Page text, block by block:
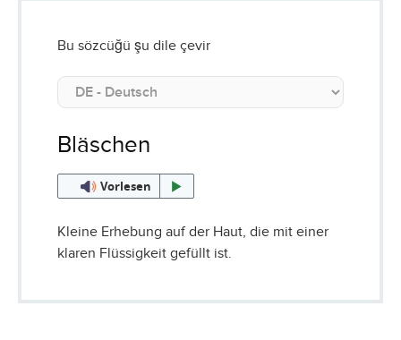
Bu sözcüğü şu dile çevir
Bläschen
Vorlesen
Kleine Erhebung auf der Haut, die mit einer
klaren Flüssigkeit gefüllt ist.